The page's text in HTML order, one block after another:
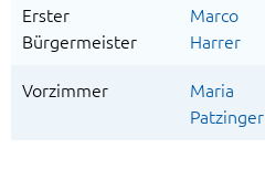
Erster
Bürgermeister
Marco
Harrer
Vorzimmer
Maria
Patzinger